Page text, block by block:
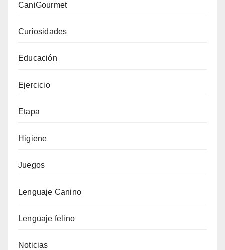
CaniGourmet
Curiosidades
Educación
Ejercicio
Etapa
Higiene
Juegos
Lenguaje Canino
Lenguaje felino
Noticias